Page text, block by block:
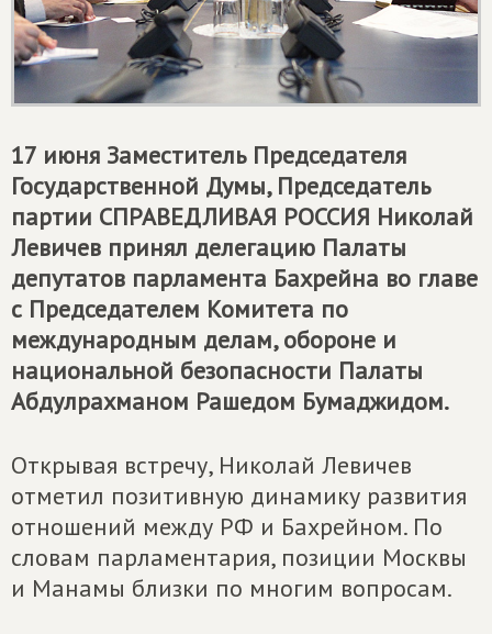
17 июня Заместитель Председателя
Государственной Думы, Председатель
партии СПРАВЕДЛИВАЯ РОССИЯ Николай
Левичев принял делегацию Палаты
депутатов парламента Бахрейна во главе
с Председателем Комитета по
международным делам, обороне и
национальной безопасности Палаты
Абдулрахманом Рашедом Бумаджидом.
Открывая встречу, Николай Левичев
отметил позитивную динамику развития
отношений между РФ и Бахрейном. По
словам парламентария, позиции Москвы
и Манамы близки по многим вопросам.